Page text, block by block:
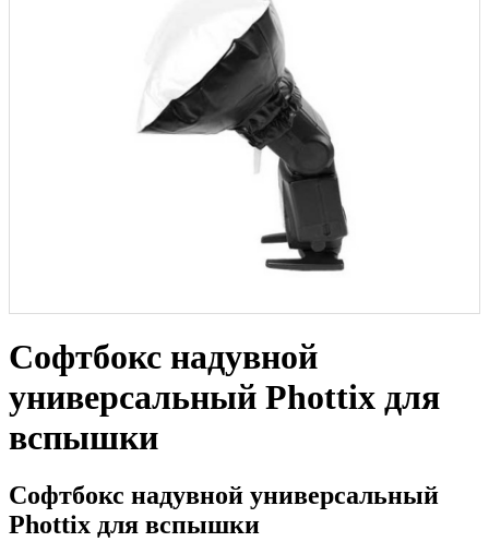
Софтбокс надувной
универсальный Phottix для
вспышки
Софтбокс надувной универсальный
Phottix для вспышки